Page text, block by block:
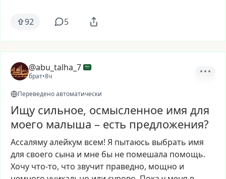
92 5
@abu_talha_7
брат•8ч
Переведено автоматически
Ищу сильное, осмысленное имя для
моего малыша – есть предложения?
Ассалямуалейкум всем! Я пытаюсь выбрать имя
для своего сына и мне бы не помешала помощь.
Хочу что-то, что звучит праведно, мощно и